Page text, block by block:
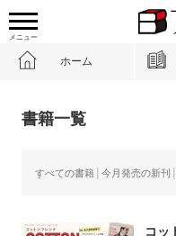
メニュー
ホーム
書籍一覧
すべての書籍 今月発売の新刊
コッ